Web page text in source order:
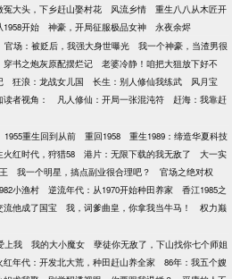
冤大头，下乡赶山娶村花 风流乡情
重生八八从木匠开
1958开始 神豪，开局征服极品女神 永夜余烬
官场：被贬后，我强大身世曝光
我一个神豪，当渣男很
穿书之炮灰原配摆烂记
老婆冷静！咱把大狙放下好不
狂浪：龙战女儿国 长生：别人修仙我练武
风月宝
读者视角： 凡人修仙：开局一张混沌符
赶海：我靠赶
1955重生回到从前 重回1958
重生1989：缔造华夏科技
火红时代，狩猎58 港片：无限下载的我无敌了
大一实
我一个明星，搞点副业很合理吧？
官场之绝对权
小渔村 逆流年代：从1970开始种田养家
香江1985之
流他成了国宝 我，词爹曲皇，你拿我当牛马！
权力巅
上我 我的大小魔女
孽徒你无敌了，下山找你七个师姐
红年代：开发北大荒，种田赶山养全家
86年：我五个嫂